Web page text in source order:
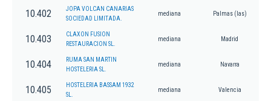
10.402
JOPA VOLCAN CANARIAS
SOCIEDAD LIMITADA.
mediana Palmas (las)
10.403
CLAXON FUSION
RESTAURACION SL.
mediana Madrid
10.404
RUMA SAN MARTIN
HOSTELERIA SL.
mediana Navarra
10.405
HOSTELERIA BASSAM 1932
SL.
mediana Valencia